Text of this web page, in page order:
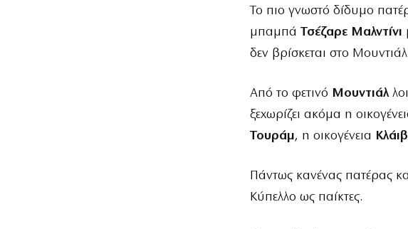
Το πιο γνωστό δίδυμο
μπαμπά Τσέζαρε Μαλντίνι
δεν βρίσκεται στο
Από το φετινό Μουντιάλ
ξεχωρίζει ακόμα η
Τουράμ, η οικογένεια
Πάντως κανένας πατέρας
Κύπελλο ως παίκτες.